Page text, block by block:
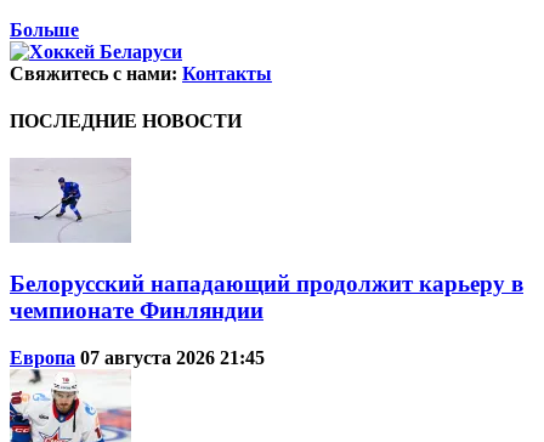
Больше
Свяжитесь с нами: Контакты
ПОСЛЕДНИЕ НОВОСТИ
Белорусский нападающий продолжит карьеру в
чемпионате Финляндии
Европа 07 августа 2026 21:45